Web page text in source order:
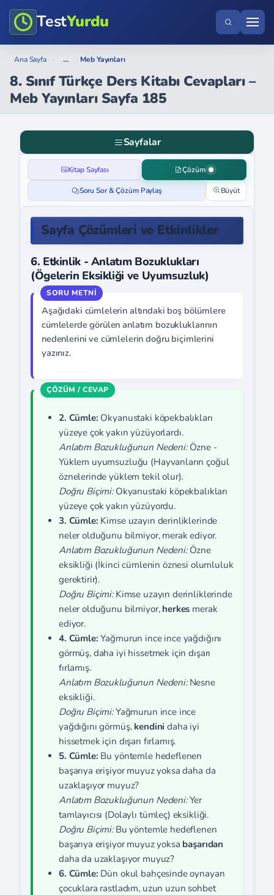
TestYurdu
Ana Sayfa › ... › Meb Yayınları
8. Sınıf Türkçe Ders Kitabı Cevapları –
Meb Yayınları Sayfa 185
Sayfalar
Kitap Sayfası Çözüm
Soru Sor & Çözüm Paylaş Büyüt
Sayfa Çözümleri ve Etkinlikler
6. Etkinlik - Anlatım Bozuklukları
(Ögelerin Eksikliği ve Uyumsuzluk)
Aşağıdaki cümlelerin altındaki boş bölümlere
cümlelerde görülen anlatım bozukluklarının
nedenlerini ve cümlelerin doğru biçimlerini
yazınız.
2. Cümle: Okyanustaki köpekbalıkları
yüzeye çok yakın yüzüyorlardı.
Anlatım Bozukluğunun Nedeni:Özne -
Yüklem uyumsuzluğu (Hayvanların çoğul
öznelerinde yüklem tekil olur).
Doğru Biçimi:Okyanustaki köpekbalıkları
yüzeye çok yakın yüzüyordu.
3. Cümle: Kimse uzayın derinliklerinde
neler olduğunu bilmiyor, merak ediyor.
Anlatım Bozukluğunun Nedeni:Özne
eksikliği (İkinci cümlenin öznesi olumluluk
gerektirir).
Doğru Biçimi:Kimse uzayın derinliklerinde
neler olduğunu bilmiyor, herkes merak
ediyor.
4. Cümle: Yağmurun ince ince yağdığını
görmüş, daha iyi hissetmek için dışarı
fırlamış.
Anlatım Bozukluğunun Nedeni:Nesne
eksikliği.
Doğru Biçimi:Yağmurun ince ince
yağdığını görmüş, kendini daha iyi
hissetmek için dışarı fırlamış.
5. Cümle: Bu yöntemle hedeflenen
başarıya erişiyor muyuz yoksa daha da
uzaklaşıyor muyuz?
Anlatım Bozukluğunun Nedeni:Yer
tamlayıcısı (Dolaylı tümleç) eksikliği.
Doğru Biçimi:Bu yöntemle hedeflenen
başarıya erişiyor muyuz yoksa başarıdan
daha da uzaklaşıyor muyuz?
6. Cümle: Dün okul bahçesinde oynayan
çocuklara rastladım, uzun uzun sohbet